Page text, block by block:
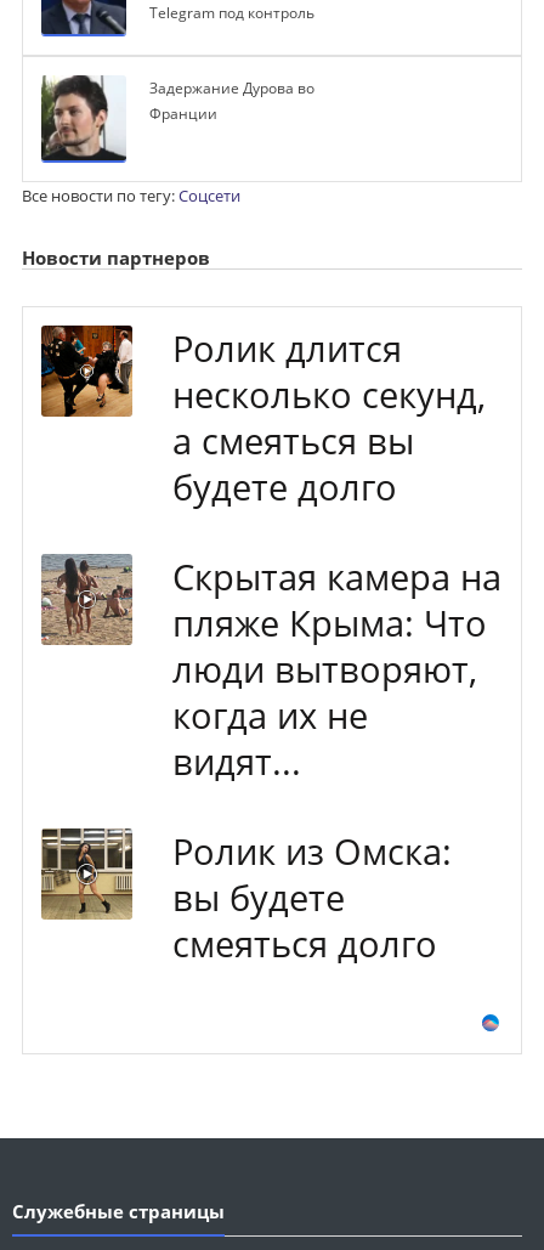
Telegram под контроль
Задержание Дурова во
Франции
Все новости по тегу:Соцсети
Новости партнеров
Ролик длится
несколько секунд,
а смеяться вы
будете долго
Скрытая камера на
пляже Крыма: Что
люди вытворяют,
когда их не
видят...
Ролик из Омска:
вы будете
смеяться долго
Служебные страницы